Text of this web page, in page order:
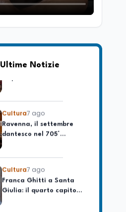
Ultime Notizie
studente 14enne uccide
5 insegnanti e i nonni
riapertura il 9
elettorale e Rai. La
Bari il 4 settembre per
celebrare il governo più
longevo dell’Italia
repubblicana
dantesco nel 705°
anniversario della morte
Giulia: il quarto capitolo